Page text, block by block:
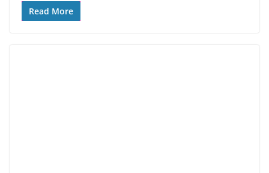
Read More